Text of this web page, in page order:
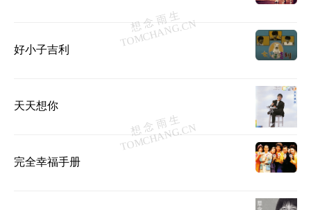
好小子吉利
天天想你
完全幸福手册